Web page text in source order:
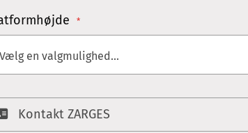
Kontakt ZARGES